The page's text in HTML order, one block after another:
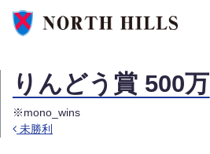
りんどう賞 500万
※mono_wins
未勝利